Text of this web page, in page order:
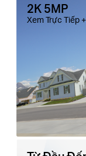
2K 5MP
Xem Trực Tiếp